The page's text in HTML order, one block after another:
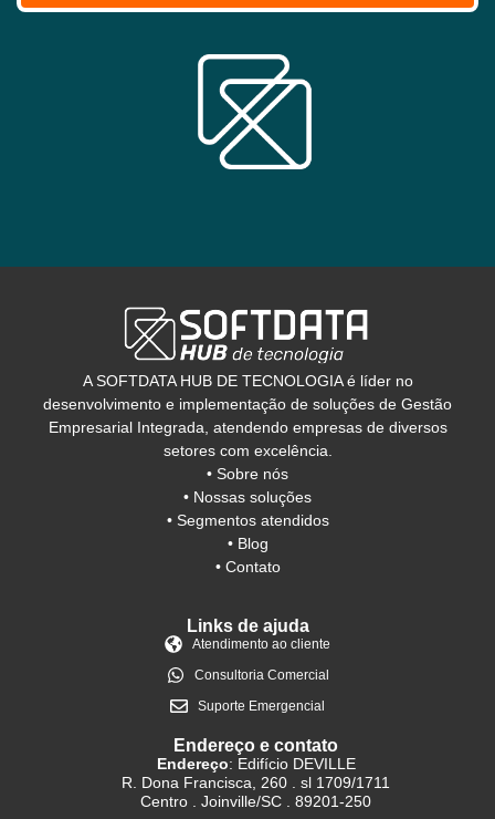
A SOFTDATA HUB DE TECNOLOGIA é líder no
desenvolvimento e implementação de soluções de Gestão
Empresarial Integrada, atendendo empresas de diversos
setores com excelência.
• Sobre nós
• Nossas soluções
• Segmentos atendidos
• Blog
• Contato
Links de ajuda
Atendimento ao cliente
Consultoria Comercial
Suporte Emergencial
Endereço e contato
Endereço: Edifício DEVILLE
R. Dona Francisca, 260 . sl 1709/1711
Centro . Joinville/SC . 89201-250